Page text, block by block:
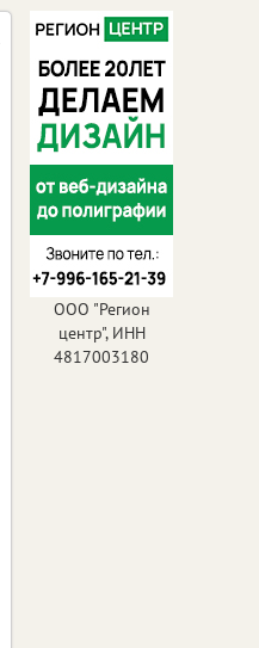
ООО "Регион
центр", ИНН
4817003180